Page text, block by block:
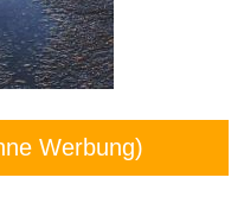
Werbung)